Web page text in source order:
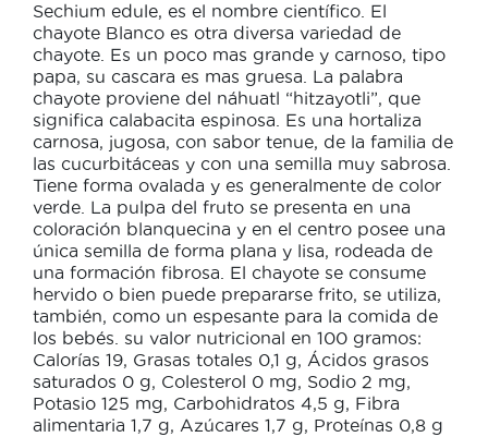
Sechium edule, es el nombre científico. El
chayote Blanco es otra diversa variedad de
chayote. Es un poco mas grande y carnoso, tipo
papa, su cascara es mas gruesa. La palabra
chayote proviene del náhuatl “hitzayotli”, que
significa calabacita espinosa. Es una hortaliza
carnosa, jugosa, con sabor tenue, de la familia de
las cucurbitáceas y con una semilla muy sabrosa.
Tiene forma ovalada y es generalmente de color
verde. La pulpa del fruto se presenta en una
coloración blanquecina y en el centro posee una
única semilla de forma plana y lisa, rodeada de
una formación fibrosa. El chayote se consume
hervido o bien puede prepararse frito, se utiliza,
también, como un espesante para la comida de
los bebés. su valor nutricional en 100 gramos:
Calorías 19, Grasas totales 0,1 g, Ácidos grasos
saturados 0 g, Colesterol 0 mg, Sodio 2 mg,
Potasio 125 mg, Carbohidratos 4,5 g, Fibra
alimentaria 1,7 g, Azúcares 1,7 g, Proteínas 0,8 g